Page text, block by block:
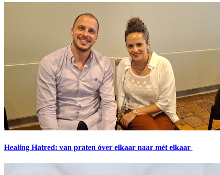
Healing Hatred: van praten óver elkaar naar mét elkaar